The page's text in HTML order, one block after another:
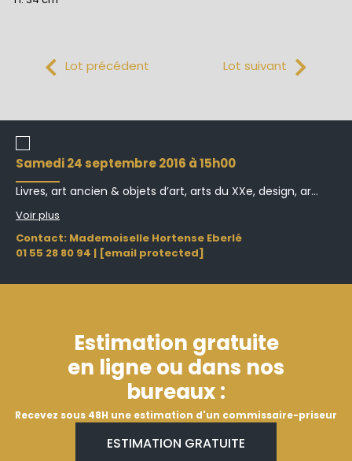
Lot précédent Lot suivant
samedi 24 septembre 2016 à 15h00
Livres, art ancien & objets d’art, arts du XXe, design, ar...
Voir plus
Contact: Mademoiselle Hortense Eberlé
01 55 28 80 94 | [email protected]
Estimation gratuite
en ligne ou dans nos
bureaux :
Recevez sous 48H une estimation d'un commissaire-priseur
ESTIMATION GRATUITE